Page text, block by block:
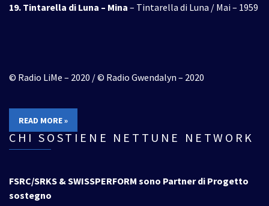
19. Tintarella di Luna – Mina – Tintarella di Luna / Mai – 1959
© Radio LiMe – 2020 / © Radio Gwendalyn – 2020
READ MORE »
CHI SOSTIENE NETTUNE NETWORK
FSRC/SRKS & SWISSPERFORM sono Partner di Progetto
sostegno